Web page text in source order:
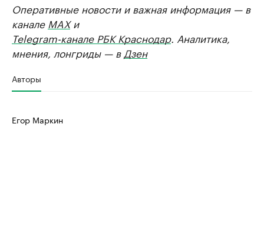
Оперативные новости и важная информация — в
канале MAXи
Telegram-канале РБК Краснодар. Аналитика,
мнения, лонгриды — в Дзен
Авторы
Егор Маркин